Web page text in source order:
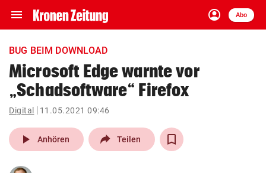
menu Navigation
ein-/ausklappen
account_circle
Anmelden
Abo
close Schließen
account_circle Anmelden
arrow_right
pin_drop
Wien arrow_right
BUG BEIM DOWNLOAD
Microsoft Edge warnte vor
„Schadsoftware“ Firefox
Digital 11.05.2021 09:46
play_arrow Anhören Teilen